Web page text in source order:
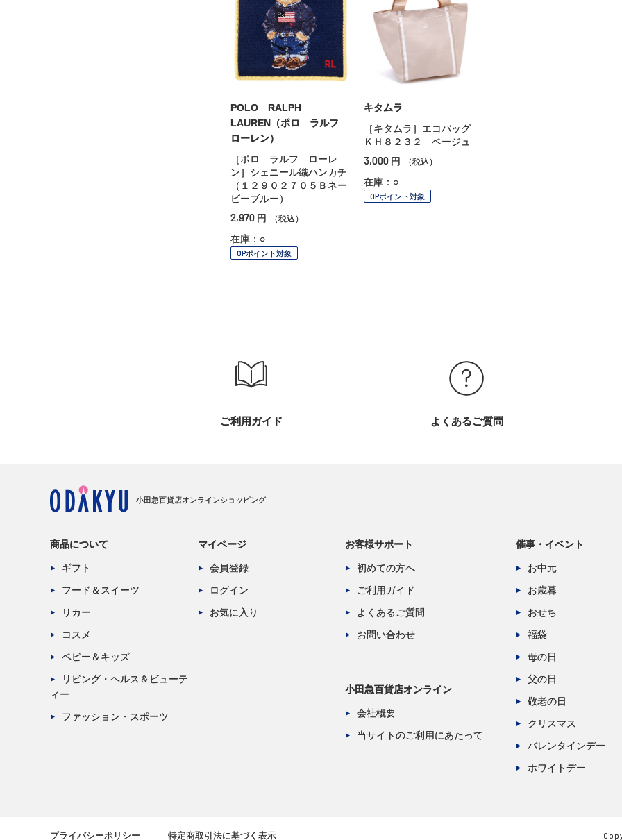
POLO RALPH
LAUREN（ポロ ラルフ
ローレン）
［ポロ ラルフ ローレ
ン］シェニール織ハンカチ
（１２９０２７０５Ｂネー
ビーブルー）
2,970 円 （税込）
在庫：○
OPポイント対象
キタムラ
［キタムラ］エコバッグ
ＫＨ８２３２ ベージュ
3,000 円 （税込）
在庫：○
OPポイント対象
ご利用ガイド よくあるご質問
小田急百貨店オンラインショッピング
商品について
ギフト
フード＆スイーツ
リカー
コスメ
ベビー＆キッズ
リビング・ヘルス＆ビューテ
ィー
ファッション・スポーツ
マイページ
会員登録
ログイン
お気に入り
お客様サポート
初めての方へ
ご利用ガイド
よくあるご質問
お問い合わせ
小田急百貨店オンライン
会社概要
当サイトのご利用にあたって
催事・イベント
お中元
お歳暮
おせち
福袋
母の日
父の日
敬老の日
クリスマス
バレンタインデー
ホワイトデー
プライバシーポリシー 特定商取引法に基づく表示